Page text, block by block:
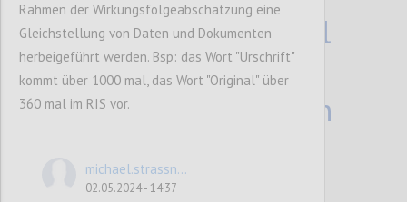
1.1Schlüsseltechnol
ogien für
Dateninfrastrukturen
Rahmen der Wirkungsfolgeabschätzung eine
Gleichstellung von Daten und Dokumenten
herbeigeführt werden. Bsp: das Wort "Urschrift"
kommt über 1000 mal, das Wort "Original" über
360 mal im RIS vor.
michael.strassn...
02.05.2024 - 14:37